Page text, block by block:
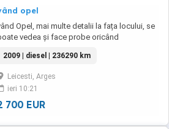
opel
Opel, mai multe detalii la fața locului, se
vedea și face probe oricând
2009 | diesel | 236290 km
Leicesti, Arges
ieri 10:21
700 EUR